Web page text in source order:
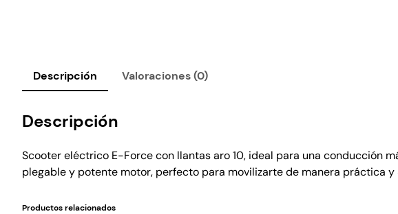
Descripción Valoraciones (0)
Descripción
Scooter eléctrico E-Force con llantas aro 10, ideal para una conducción
plegable y potente motor, perfecto para movilizarte de manera práctica
Productos relacionados